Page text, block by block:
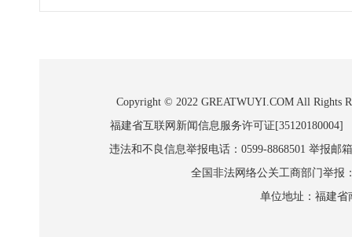
Copyright © 2022 GREATWUYI.COM All Rights
福建省互联网新闻信息服务许可证
违法和不良信息举报电话：0599-8868501 举报邮
全国非法网络公关工商部门举报
单位地址：福建省